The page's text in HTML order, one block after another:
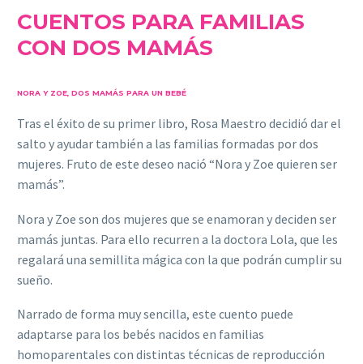
CUENTOS PARA FAMILIAS
CON DOS MAMÁS
NORA Y ZOE, DOS MAMÁS PARA UN BEBÉ
Tras el éxito de su primer libro, Rosa Maestro decidió dar el
salto y ayudar también a las familias formadas por dos
mujeres. Fruto de este deseo nació “Nora y Zoe quieren ser
mamás”.
Nora y Zoe son dos mujeres que se enamoran y deciden ser
mamás juntas. Para ello recurren a la doctora Lola, que les
regalará una semillita mágica con la que podrán cumplir su
sueño.
Narrado de forma muy sencilla, este cuento puede
adaptarse para los bebés nacidos en familias
homoparentales con distintas técnicas de reproducción